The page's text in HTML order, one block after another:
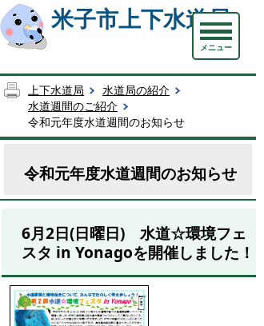
米子市上下水道局
メニュー
上下水道局
水道局の紹介
水道週間のご紹介
令和元年度水道週間のお知らせ
令和元年度水道週間のお知らせ
6月2日(日曜日) 水道☆環境フェ
スタ in Yonagoを開催しました！